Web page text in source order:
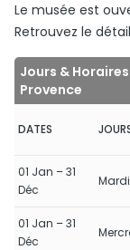
Le musée est
Retrouvez le
Jours &
Provence
DATES
01 Jan – 31
Déc
Mardi
01 Jan – 31
Déc